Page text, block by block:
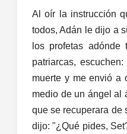
Al oír la instrucción
todos, Adán le dijo a
los profetas
patriarcas,
muerte y me envió a
medio de un ángel al
que se recuperara de
dijo: "¿Qué pides,